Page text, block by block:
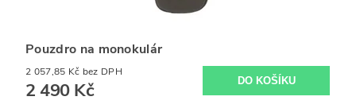
Pouzdro na monokulár
2 057,85 Kč bez DPH
2 490 Kč